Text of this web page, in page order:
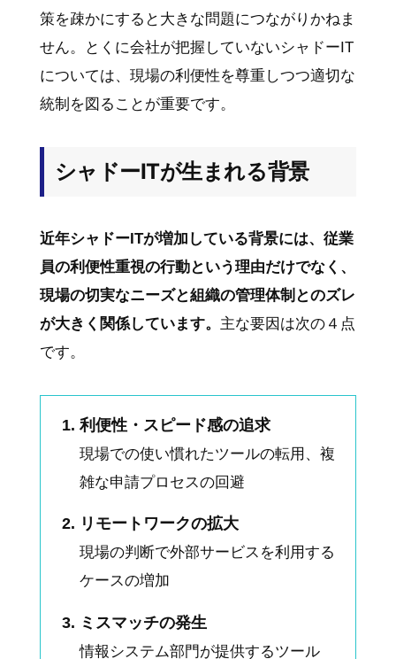
策を疎かにすると大きな問題につながりかねま
せん。とくに会社が把握していないシャドーIT
については、現場の利便性を尊重しつつ適切な
統制を図ることが重要です。
シャドーITが生まれる背景
近年シャドーITが増加している背景には、従業
員の利便性重視の行動という理由だけでなく、
現場の切実なニーズと組織の管理体制とのズレ
が大きく関係しています。 主な要因は次の４点
です。
利便性・スピード感の追求
現場での使い慣れたツールの転用、複
雑な申請プロセスの回避
リモートワークの拡大
現場の判断で外部サービスを利用する
ケースの増加
ミスマッチの発生
情報システム部門が提供するツール